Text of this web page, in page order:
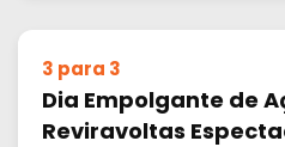
3 para 3
Dia Empolgante de
Reviravoltas